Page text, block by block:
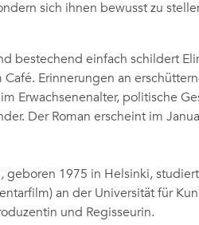
sich ihnen bewusst zu
bestechend einfach schildert
Erinnerungen an
Erwachsenenalter, politische
Der Roman erscheint im
, geboren 1975 in Helsinki,
an der Universität für
und Regisseurin.